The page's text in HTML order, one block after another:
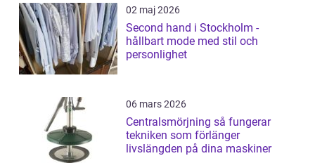
02 maj 2026
Second hand i Stockholm -
hållbart mode med stil och
personlighet
06 mars 2026
Centralsmörjning så fungerar
tekniken som förlänger
livslängden på dina maskiner